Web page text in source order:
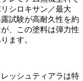
シロキサン／最大
試験が高耐久性を約
、この塗料は弾力性
ます。
ッシュティアラは特